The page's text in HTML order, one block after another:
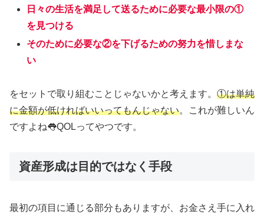
日々の生活を満足して送るために必要な最小限の①
を見つける
そのために必要な②を下げるための努力を惜しまな
い
をセットで取り組むことじゃないかと考えます。 ①は単純
に金額が低ければいいってもんじゃない。これが難しいん
ですよね👅QOLってやつです。
資産形成は目的ではなく手段
最初の項目に通じる部分もありますが、お金さえ手に入れ